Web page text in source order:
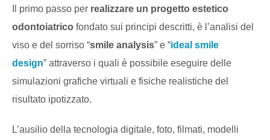
Il primo passo per realizzare un progetto estetico
odontoiatrico fondato sui principi descritti, è l’analisi del
viso e del sorriso “smile analysis” e “ideal smile
design” attraverso i quali è possibile eseguire delle
simulazioni grafiche virtuali e fisiche realistiche del
risultato ipotizzato.
L’ausilio della tecnologia digitale, foto, filmati, modelli